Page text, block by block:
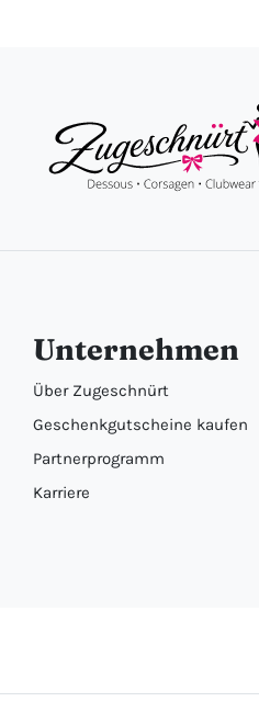
Unternehmen
Über Zugeschnürt
Geschenkgutscheine kaufen
Partnerprogramm
Karriere